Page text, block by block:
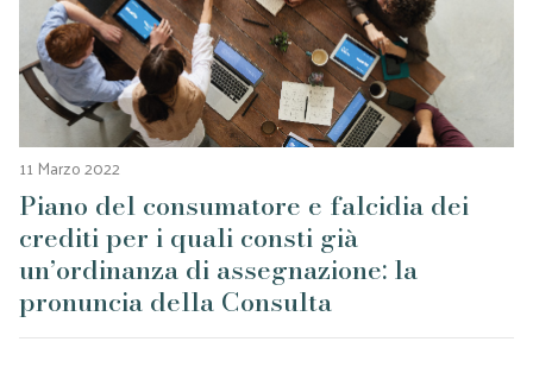
11 Marzo 2022
Piano del consumatore e falcidia dei
crediti per i quali consti già
un’ordinanza di assegnazione: la
pronuncia della Consulta